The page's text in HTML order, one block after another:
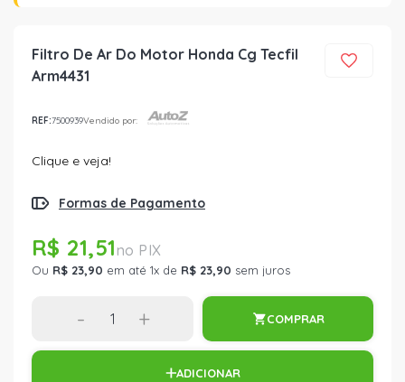
Filtro De Ar Do Motor Honda Cg Tecfil
Arm4431
REF:7500939Vendido por:
Clique e veja!
Formas de Pagamento
R$ 21,51
Ou R$ 23,90 em até 1x de R$ 23,90 sem juros
- + COMPRAR
ADICIONAR